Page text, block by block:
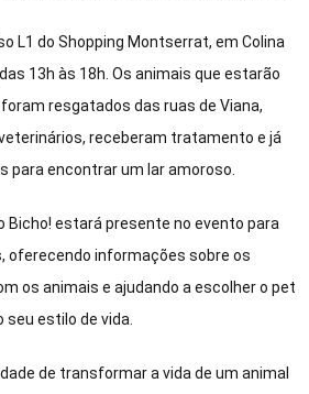
L1 do Shopping Montserrat, em Colina
13h às 18h. Os animais que estarão
resgatados das ruas de Viana,
receberam tratamento e já
para encontrar um lar amoroso.
Bicho! estará presente no evento para
oferecendo informações sobre os
os animais e ajudando a escolher o pet
estilo de vida.
de transformar a vida de um animal